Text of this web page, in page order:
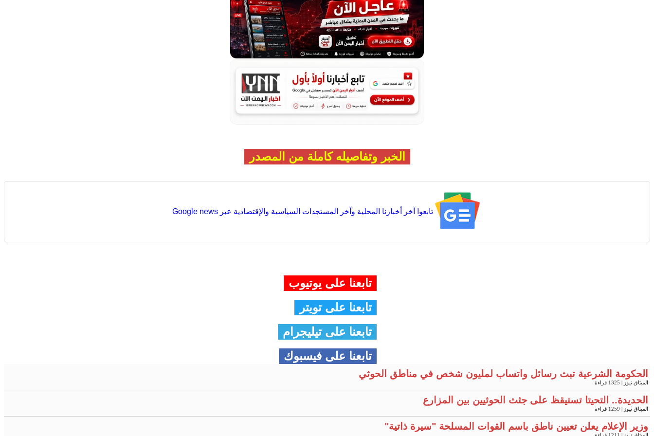
الخبر وتفاصيله كاملة من المصدر
تابعوا آخر أخبارنا المحلية وآخر المستجدات السياسية والإقتصادية عبر Google news
تابعنا على يوتيوب
تابعنا على تويتر
تابعنا على تيليجرام
تابعنا على فيسبوك
الحكومة الشرعية تبث رسائل واتساب لمليون شخص في مناطق الحوثي
الميثاق نيوز | 1325 قراءة
الحديدة.. التحيتا تستيقظ على جثث الحوثيين بين المزارع
الميثاق نيوز | 1259 قراءة
وزير الإعلام يعلن تعيين ناطق باسم القوات المسلحة "سيرة ذاتية"
الميثاق نيوز | 1211 قراءة